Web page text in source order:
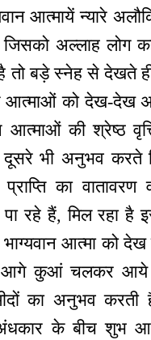
आत्मायें न्यारे
जिसको अल्लाह लोग
तो बड़े स्नेह से देखते
आत्माओं को देख-देख
आत्माओं की श्रेष्ठ
दूसरे भी अनुभव करते
का
रहे हैं, मिल रहा है
आत्मा को
कुआं चलकर आये।
का अनुभव
अंधकार के बीच शुभ